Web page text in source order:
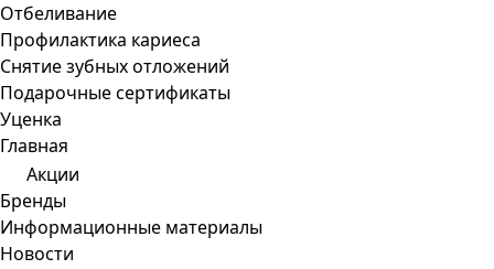
Отбеливание
Профилактика кариеса
Снятие зубных отложений
Подарочные сертификаты
Уценка
Главная
Акции
Бренды
Информационные материалы
Новости